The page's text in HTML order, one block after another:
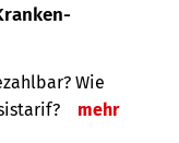
Wie
mehr